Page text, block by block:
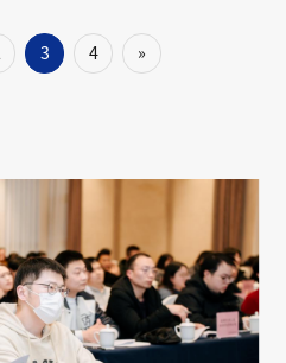
3 4 »